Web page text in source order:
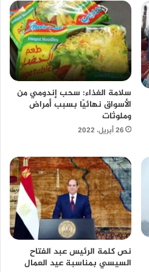
سلامة الغذاء: سحب إندومي من
الأسواق نهائيًا بسبب أمراض
وملوثات
26 أبريل، 2022
نص كلمة الرئيس عبد الفتاح
السيسي بمناسبة عيد العمال